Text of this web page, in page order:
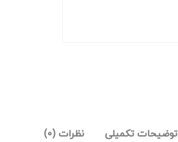
توضیحات تکمیلی نظرات (0)